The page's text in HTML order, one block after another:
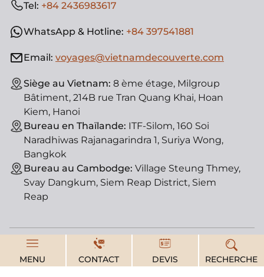
MENU CONTACT DEVIS RECHERCHE
Tel: +84 2436983617
WhatsApp & Hotline: +84 397541881
Email: voyages@vietnamdecouverte.com
Siège au Vietnam: 8 ème étage, Milgroup
Bâtiment, 214B rue Tran Quang Khai, Hoan
Kiem, Hanoi
Bureau en Thaïlande: ITF-Silom, 160 Soi
Naradhiwas Rajanagarindra 1, Suriya Wong,
Bangkok
Bureau au Cambodge: Village Steung Thmey,
Svay Dangkum, Siem Reap District, Siem
Reap
© Vietnam Découverte, agence de voyage locale. License
d'état : 01-182/2014/TCDL-GPLHQT